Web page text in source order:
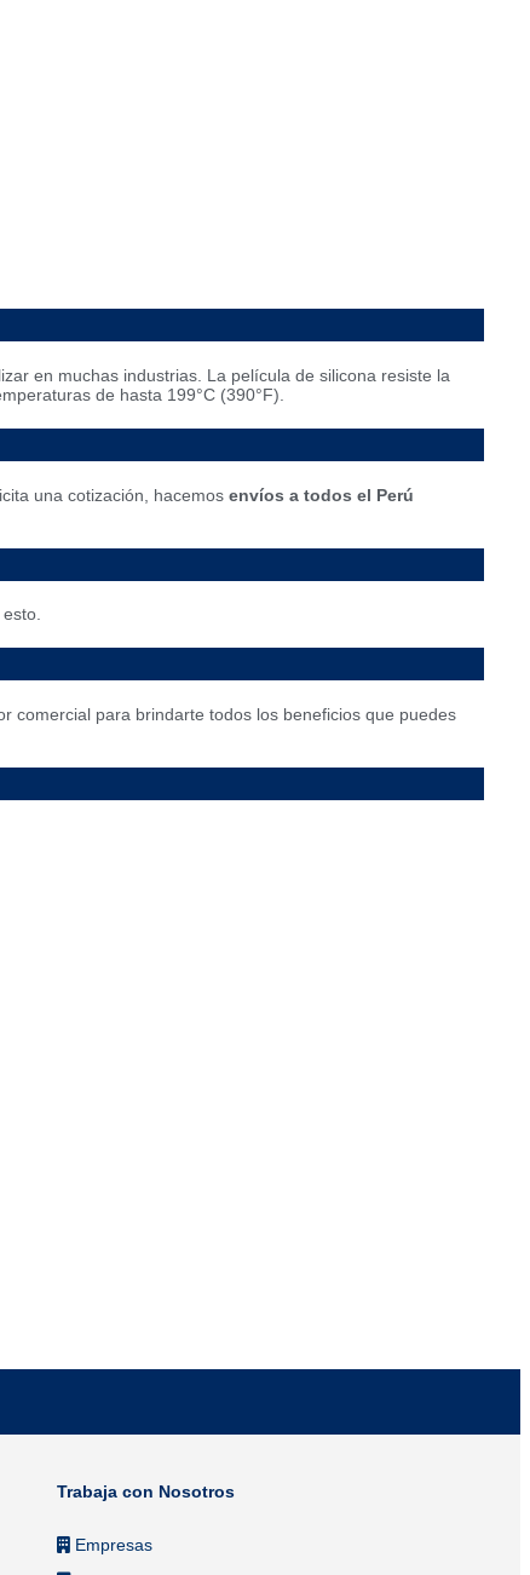
en muchas industrias. La película de silicona resiste la
de hasta 199°C (390°F).
una cotización, hacemos envíos a todos el Perú
comercial para brindarte todos los beneficios que puedes
Trabaja con Nosotros
Empresas